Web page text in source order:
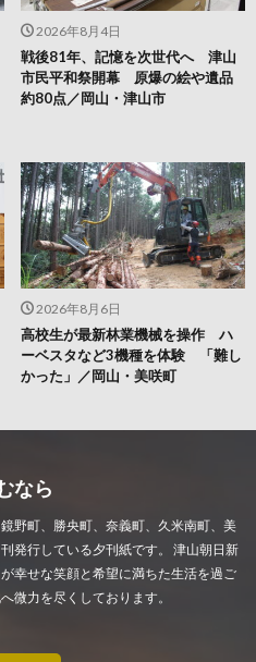
2026年8月6日
高校生が最新林業機械を操作 ハ
ーベスタなど3機種を体験 「難し
かった」／岡山・美咲町
2026年8月4日
戦後81年、記憶を次世代へ 津山
市民平和祭開幕 原爆の絵や遺品
約80点／岡山・津山市
なら
野町、勝央町、奈義町、久米南町、美
発行している夕刊紙です。 津山朝日新
幸せな笑顔と希望に満ちた生活を過ご
微力を尽くしております。